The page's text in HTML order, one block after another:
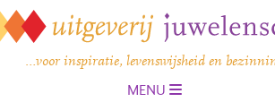
…voor inspiratie, levenswijsheid en
MENU